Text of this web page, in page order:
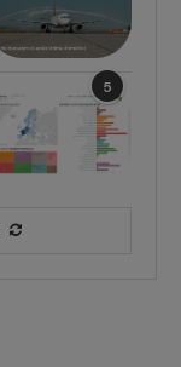
5